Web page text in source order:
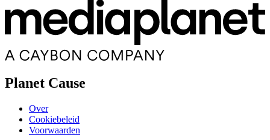
Planet Cause
Over
Cookiebeleid
Voorwaarden